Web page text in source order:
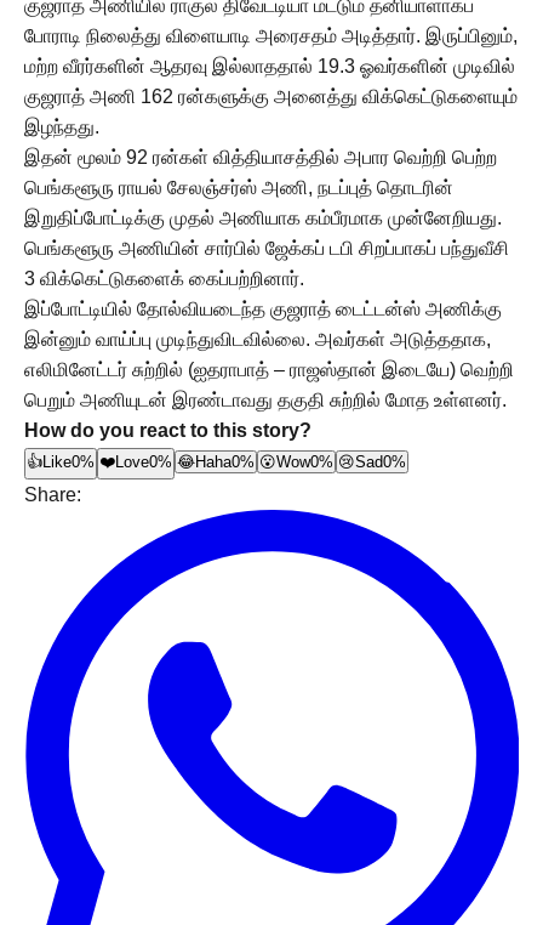
குஜராத் அணியில் ராகுல் திவேட்டியா மட்டும் தனியாளாகப்
போராடி நிலைத்து விளையாடி அரைசதம் அடித்தார். இருப்பினும்,
மற்ற வீரர்களின் ஆதரவு இல்லாததால் 19.3 ஓவர்களின் முடிவில்
குஜராத் அணி 162 ரன்களுக்கு அனைத்து விக்கெட்டுகளையும்
இழந்தது.
இதன் மூலம் 92 ரன்கள் வித்தியாசத்தில் அபார வெற்றி பெற்ற
பெங்களூரு ராயல் சேலஞ்சர்ஸ் அணி, நடப்புத் தொடரின்
இறுதிப்போட்டிக்கு முதல் அணியாக கம்பீரமாக முன்னேறியது.
பெங்களூரு அணியின் சார்பில் ஜேக்கப் டபி சிறப்பாகப் பந்துவீசி
3 விக்கெட்டுகளைக் கைப்பற்றினார்.
இப்போட்டியில் தோல்வியடைந்த குஜராத் டைட்டன்ஸ் அணிக்கு
இன்னும் வாய்ப்பு முடிந்துவிடவில்லை. அவர்கள் அடுத்ததாக,
எலிமினேட்டர் சுற்றில் (ஐதராபாத் – ராஜஸ்தான் இடையே) வெற்றி
பெறும் அணியுடன் இரண்டாவது தகுதி சுற்றில் மோத உள்ளனர்.
How do you react to this story?
👍Like0% ❤️Love0% 😂Haha0% 😮Wow0% 😢Sad0%
Share: